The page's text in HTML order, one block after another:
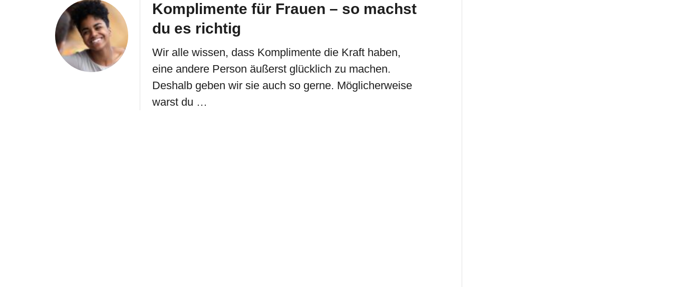
Komplimente für Frauen – so machst
du es richtig
Wir alle wissen, dass Komplimente die Kraft haben,
eine andere Person äußerst glücklich zu machen.
Deshalb geben wir sie auch so gerne. Möglicherweise
warst du …